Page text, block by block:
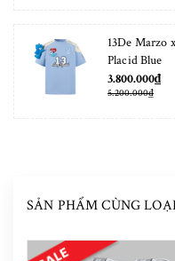
13De Marzo
Placid Blue
3.800.000₫
5.200.000₫
SẢN PHẨM CÙNG